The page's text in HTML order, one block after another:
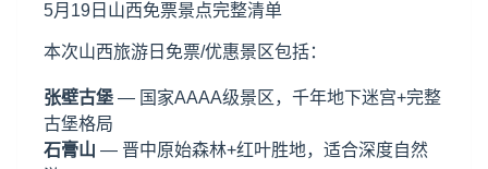
5月19日山西免票景点完整清单
本次山西旅游日免票/优惠景区包括：
张壁古堡 — 国家AAAA级景区，千年地下迷宫+完整
古堡格局
石膏山 — 晋中原始森林+红叶胜地，适合深度自然